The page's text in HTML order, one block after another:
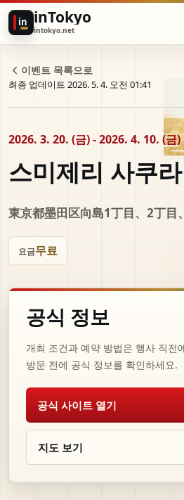
in inTokyo
intokyo.net
이벤트 목록으로
최종 업데이트 2026. 5. 4. 오전 01:41
2026. 3. 20. (금) - 2026. 4. 10. (금)
스미제리 사쿠라
東京都墨田区向島1丁目、2丁目
요금무료
공식 정보
개최 조건과 예약 방법은 행사 직전
방문 전에 공식 정보를 확인하세요.
공식 사이트 열기
지도 보기